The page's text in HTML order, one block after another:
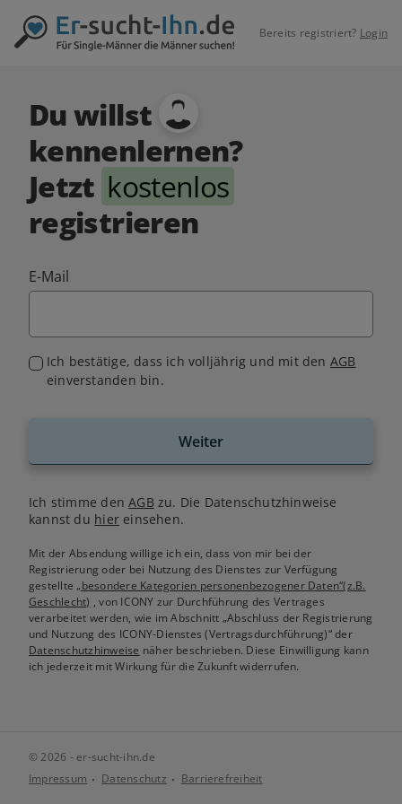
Bereits registriert? Login
Du willst
kennenlernen?
Jetzt kostenlos
registrieren
E-Mail
Ich bestätige, dass ich volljährig und mit den AGB
einverstanden bin.
Weiter
Ich stimme denAGB zu. Die Datenschutzhinweise
kannst du hiereinsehen.
Mit der Absendung willige ich ein, dass von mir bei der
Registrierung oder bei Nutzung des Dienstes zur Verfügung
gestellte„besondere Kategorien personenbezogener Daten“(z.B.
Geschlecht) , von ICONY zur Durchführung des Vertrages
verarbeitet werden, wie im Abschnitt „Abschluss der Registrierung
und Nutzung des ICONY-Dienstes (Vertragsdurchführung)“ der
Datenschutzhinweise näher beschrieben. Diese Einwilligung kann
ich jederzeit mit Wirkung für die Zukunft widerrufen.
© 2026 - er-sucht-ihn.de
Impressum
Datenschutz Barrierefreiheit